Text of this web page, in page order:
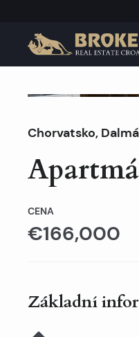
Chorvatsko,
CENA
€166,000
Základní